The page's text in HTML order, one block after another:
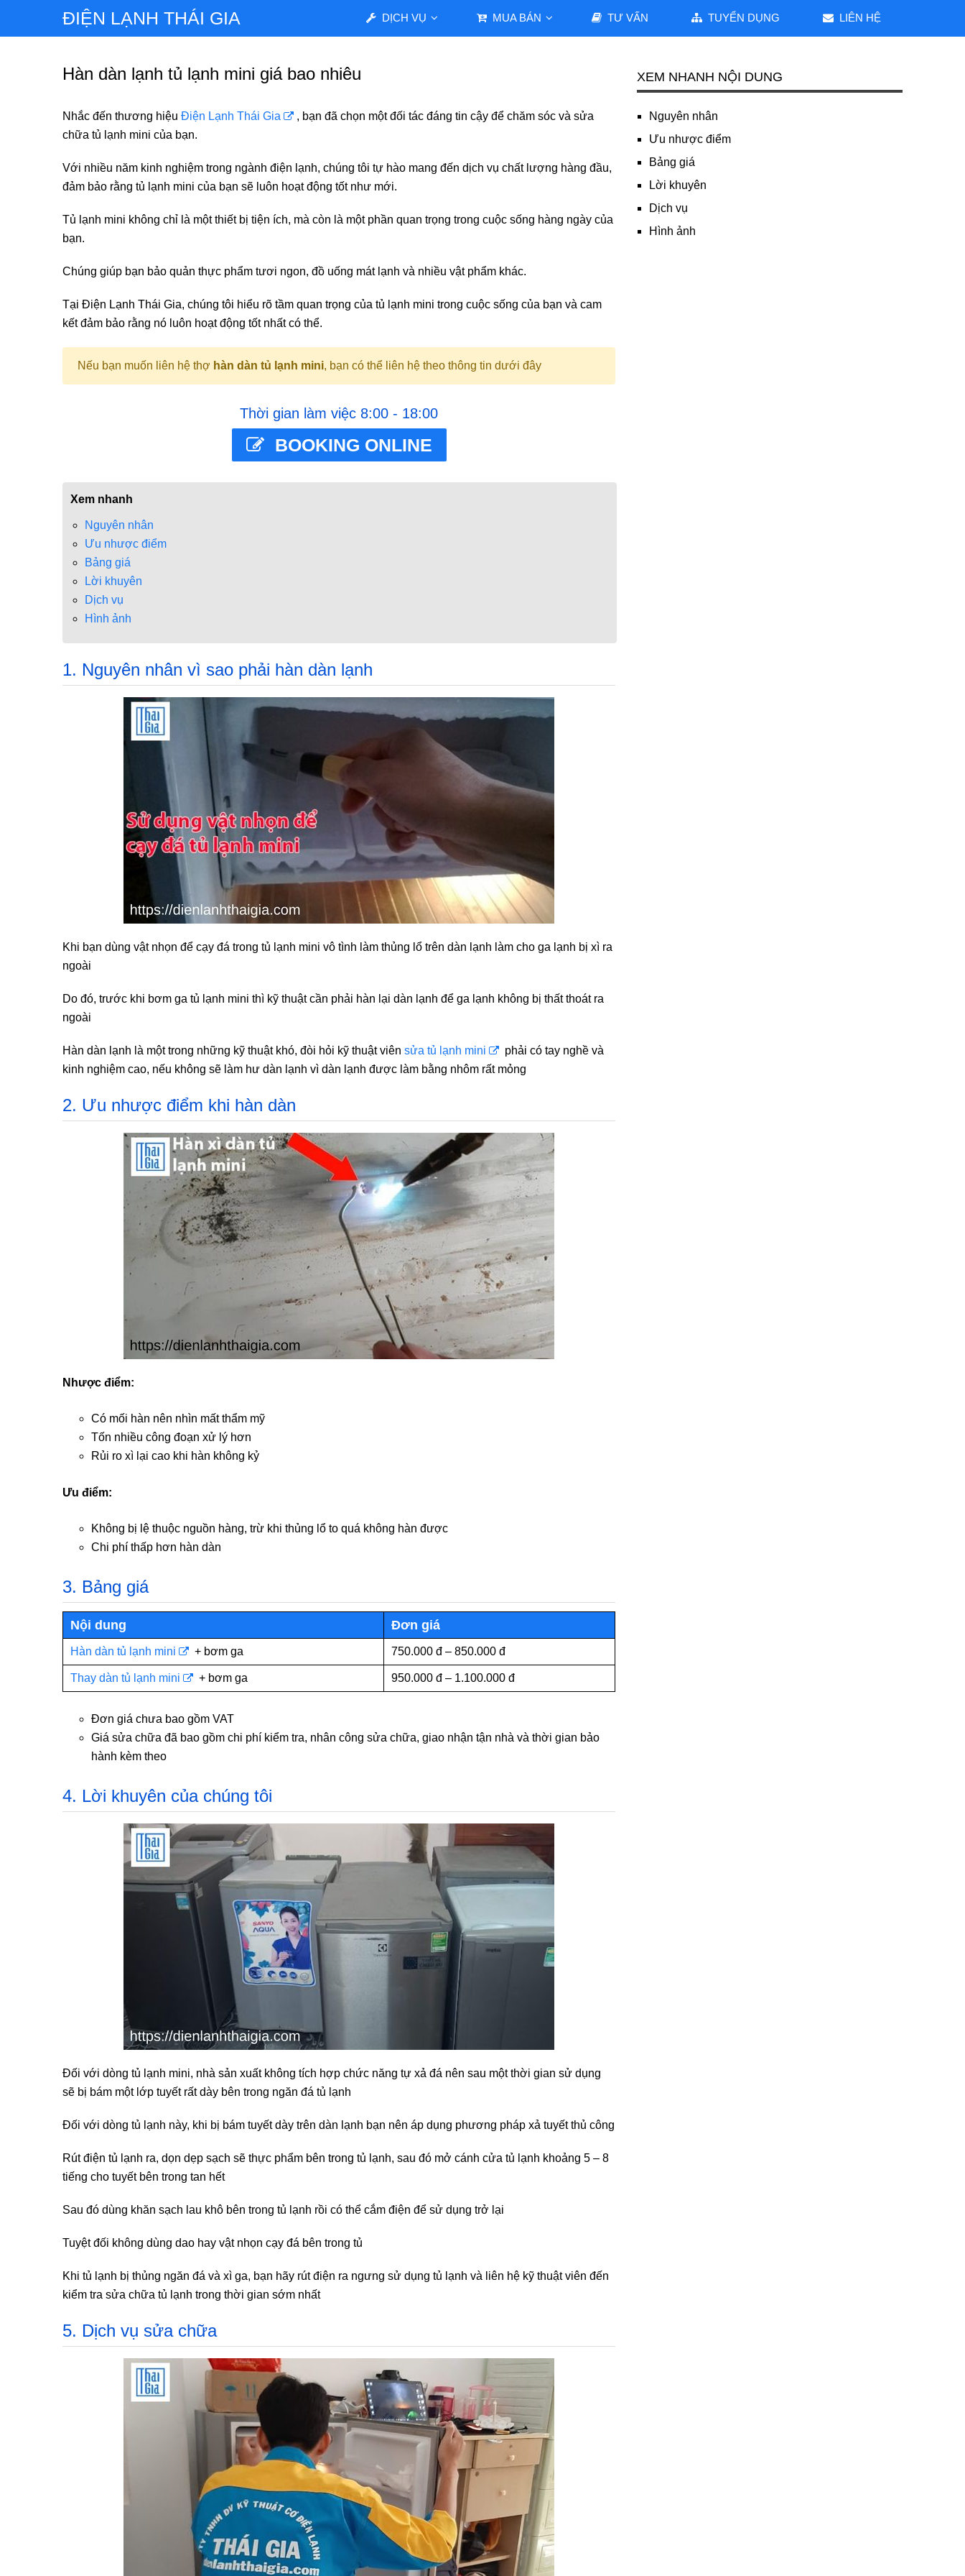
ĐIỆN LẠNH THÁI GIA DỊCH VỤ MUA BÁN TƯ VẤN TUYỂN DỤNG LIÊN HỆ
Hàn dàn lạnh tủ lạnh mini giá bao nhiêu
Nhắc đến thương hiệu Điện Lạnh Thái Gia
, bạn đã chọn một đối tác đáng tin cậy để chăm sóc và sửa
chữa tủ lạnh mini của bạn.
Với nhiều năm kinh nghiệm trong ngành điện lạnh, chúng tôi tự hào mang đến dịch vụ chất lượng hàng đầu,
đảm bảo rằng tủ lạnh mini của bạn sẽ luôn hoạt động tốt như mới.
Tủ lạnh mini không chỉ là một thiết bị tiện ích, mà còn là một phần quan trọng trong cuộc sống hàng ngày của
bạn.
Chúng giúp bạn bảo quản thực phẩm tươi ngon, đồ uống mát lạnh và nhiều vật phẩm khác.
Tại Điện Lạnh Thái Gia, chúng tôi hiểu rõ tầm quan trọng của tủ lạnh mini trong cuộc sống của bạn và cam
kết đảm bảo rằng nó luôn hoạt động tốt nhất có thể.
Nếu bạn muốn liên hệ thợ hàn dàn tủ lạnh mini, bạn có thể liên hệ theo thông tin dưới đây
Thời gian làm việc 8:00 - 18:00
BOOKING ONLINE
Xem nhanh
Nguyên nhân
Ưu nhược điểm
Bảng giá
Lời khuyên
Dịch vụ
Hình ảnh
1. Nguyên nhân vì sao phải hàn dàn lạnh
Khi bạn dùng vật nhọn để cạy đá trong tủ lạnh mini vô tình làm thủng lổ trên dàn lạnh làm cho ga lạnh bị xì ra
ngoài
Do đó, trước khi bơm ga tủ lạnh mini thì kỹ thuật cần phải hàn lại dàn lạnh để ga lạnh không bị thất thoát ra
ngoài
Hàn dàn lạnh là một trong những kỹ thuật khó, đòi hỏi kỹ thuật viên sửa tủ lạnh mini
phải có tay nghề và
kinh nghiệm cao, nếu không sẽ làm hư dàn lạnh vì dàn lạnh được làm bằng nhôm rất mỏng
2. Ưu nhược điểm khi hàn dàn
Nhược điểm:
Có mối hàn nên nhìn mất thẩm mỹ
Tốn nhiều công đoạn xử lý hơn
Rủi ro xì lại cao khi hàn không kỷ
Ưu điểm:
Không bị lệ thuộc nguồn hàng, trừ khi thủng lổ to quá không hàn được
Chi phí thấp hơn hàn dàn
3. Bảng giá
Nội dung Đơn giá
Hàn dàn tủ lạnh mini + bơm ga 750.000 đ – 850.000 đ
Thay dàn tủ lạnh mini + bơm ga 950.000 đ – 1.100.000 đ
Đơn giá chưa bao gồm VAT
Giá sửa chữa đã bao gồm chi phí kiểm tra, nhân công sửa chữa, giao nhận tận nhà và thời gian bảo
hành kèm theo
4. Lời khuyên của chúng tôi
Đối với dòng tủ lạnh mini, nhà sản xuất không tích hợp chức năng tự xả đá nên sau một thời gian sử dụng
sẽ bị bám một lớp tuyết rất dày bên trong ngăn đá tủ lạnh
Đối với dòng tủ lạnh này, khi bị bám tuyết dày trên dàn lạnh bạn nên áp dụng phương pháp xả tuyết thủ công
Rút điện tủ lạnh ra, dọn dẹp sạch sẽ thực phẩm bên trong tủ lạnh, sau đó mở cánh cửa tủ lạnh khoảng 5 – 8
tiếng cho tuyết bên trong tan hết
Sau đó dùng khăn sạch lau khô bên trong tủ lạnh rồi có thể cắm điện để sử dụng trở lại
Tuyệt đối không dùng dao hay vật nhọn cạy đá bên trong tủ
Khi tủ lạnh bị thủng ngăn đá và xì ga, bạn hãy rút điện ra ngưng sử dụng tủ lạnh và liên hệ kỹ thuật viên đến
kiểm tra sửa chữa tủ lạnh trong thời gian sớm nhất
5. Dịch vụ sửa chữa
XEM NHANH NỘI DUNG
Nguyên nhân
Ưu nhược điểm
Bảng giá
Lời khuyên
Dịch vụ
Hình ảnh